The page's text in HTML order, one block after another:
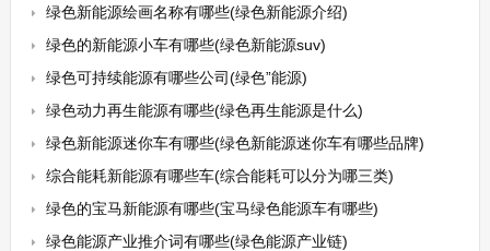
绿色新能源绘画名称有哪些(绿色新能源介绍)
绿色的新能源小车有哪些(绿色新能源suv)
绿色可持续能源有哪些公司(绿色”能源)
绿色动力再生能源有哪些(绿色再生能源是什么)
绿色新能源迷你车有哪些(绿色新能源迷你车有哪些品牌)
综合能耗新能源有哪些车(综合能耗可以分为哪三类)
绿色的宝马新能源有哪些(宝马绿色能源车有哪些)
绿色能源产业推介词有哪些(绿色能源产业链)